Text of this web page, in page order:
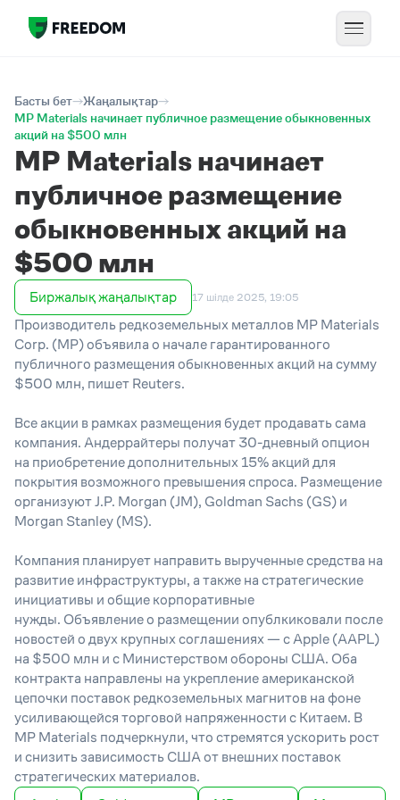
Басты бет
Жаңалықтар
MP Materials начинает публичное размещение обыкновенных
акций на $500 млн
MP Materials начинает
публичное размещение
обыкновенных акций на
$500 млн
Биржалық жаңалықтар 17 шілде 2025, 19:05
Производитель редкоземельных металлов MP Materials
Corp. (MP) объявила о начале гарантированного
публичного размещения обыкновенных акций на сумму
$500 млн, пишет Reuters.
Все акции в рамках размещения будет продавать сама
компания. Андеррайтеры получат 30-дневный опцион
на приобретение дополнительных 15% акций для
покрытия возможного превышения спроса. Размещение
организуют J.P. Morgan (JM), Goldman Sachs (GS) и
Morgan Stanley (MS).
Компания планирует направить вырученные средства на
развитие инфраструктуры, а также на стратегические
инициативы и общие корпоративные
нужды. Объявление о размещении опублкиковали после
новостей о двух крупных соглашениях — с Apple (AAPL)
на $500 млн и с Министерством обороны США. Оба
контракта направлены на укрепление американской
цепочки поставок редкоземельных магнитов на фоне
усиливающейся торговой напряженности с Китаем. В
MP Materials подчеркнули, что стремятся ускорить рост
и снизить зависимость США от внешних поставок
стратегических материалов.